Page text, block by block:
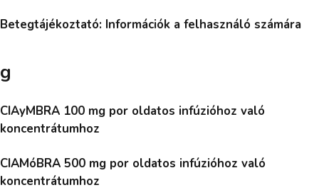
Betegtájékoztató: Információk a felhasználó számára
g
CIAyMBRA 100 mg por oldatos infúzióhoz való
koncentrátumhoz
CIAMóBRA 500 mg por oldatos infúzióhoz való
koncentrátumhoz